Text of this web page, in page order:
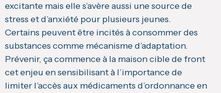
excitante mais elle s’avère aussi une source de
stress et d’anxiété pour plusieurs jeunes.
Certains peuvent être incités à consommer des
substances comme mécanisme d’adaptation.
Prévenir, ça commence à la maison cible de front
cet enjeu en sensibilisant à l’importance de
limiter l’accès aux médicaments d’ordonnance en